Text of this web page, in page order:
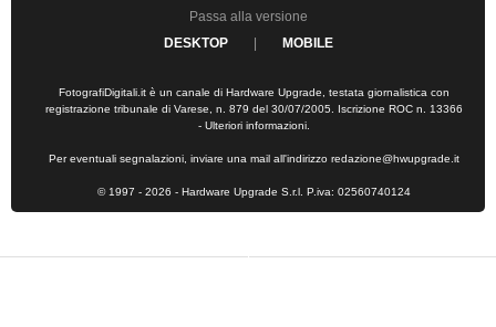
Passa alla versione
DESKTOP
MOBILE
FotografiDigitali.it è un canale di Hardware Upgrade, testata giornalistica con
registrazione tribunale di Varese, n. 879 del 30/07/2005. Iscrizione ROC n. 13366
- Ulteriori informazioni.
Per eventuali segnalazioni, inviare una mail all'indirizzo redazione@hwupgrade.it
© 1997 - 2026 - Hardware Upgrade S.r.l. P.iva: 02560740124